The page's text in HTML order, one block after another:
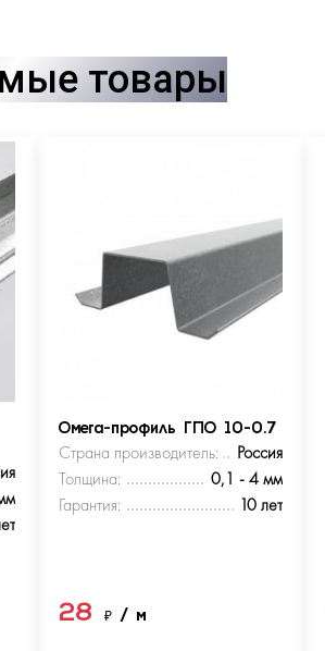
товары
Омега-профиль ГПО 10-0.7
Страна производитель:
Россия
Толщина:
0,1 - 4 мм
Гарантия:
10 лет
28₽/ м